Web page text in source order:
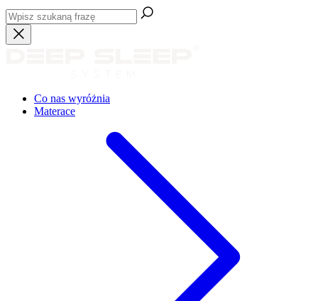
Co nas wyróżnia
Materace